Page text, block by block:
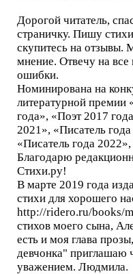
Дорогой читатель,
страничку. Пишу
скупитесь на отзывы.
мнение. Отвечу на
ошибки.
Номинирована на
литературной премии
года», «Поэт 2017
2021», «Писатель
«Писатель года
Благодарю
Стихи.ру!
В марте 2019 года
стихи для хорошего
http://ridero.ru/books/
стихов моего сына,
есть и моя глава
девчонка" приглашаю
уважением. Людмила.